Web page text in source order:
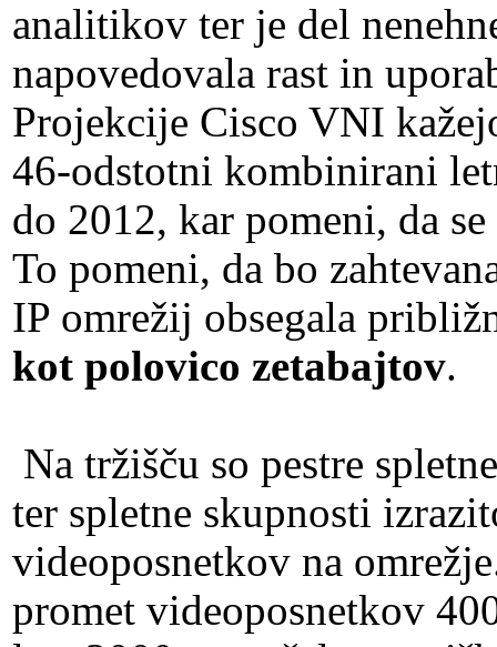
analitikov ter je del
napovedovala rast in
Projekcije Cisco VNI
46-odstotni kombinirani
do 2012, kar pomeni, da
To pomeni, da bo
IP omrežij obsegala
kot polovico zetabajtov.
Na tržišču so pestre
ter spletne skupnosti
videoposnetkov na
promet videoposnetkov